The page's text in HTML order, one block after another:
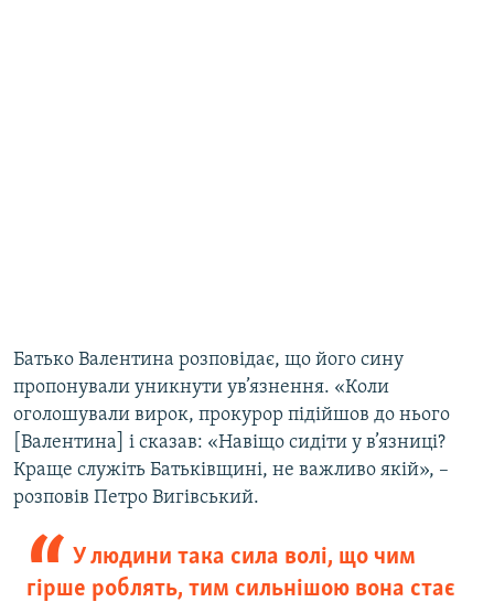
Батько Валентина розповідає, що його сину
пропонували уникнути ув’язнення. «Коли
оголошували вирок, прокурор підійшов до нього
[Валентина] і сказав: «Навіщо сидіти у в’язниці?
Краще служіть Батьківщині, не важливо якій», –
розповів Петро Вигівський.
У людини така сила волі, що чим
гірше роблять, тим сильнішою вона стає